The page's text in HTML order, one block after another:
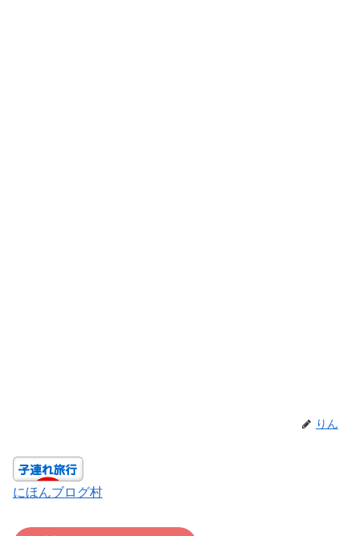
りん
にほんブログ村